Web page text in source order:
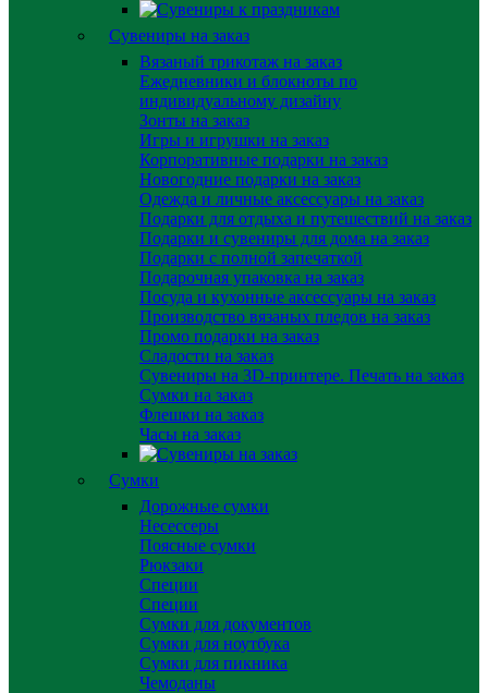
Сувениры на заказ
Вязаный трикотаж на заказ
Ежедневники и блокноты по
индивидуальному дизайну
Зонты на заказ
Игры и игрушки на заказ
Корпоративные подарки на заказ
Новогодние подарки на заказ
Одежда и личные аксессуары на заказ
Подарки для отдыха и путешествий на заказ
Подарки и сувениры для дома на заказ
Подарки с полной запечаткой
Подарочная упаковка на заказ
Посуда и кухонные аксессуары на заказ
Производство вязаных пледов на заказ
Промо подарки на заказ
Сладости на заказ
Сувениры на 3D-принтере. Печать на заказ
Сумки на заказ
Флешки на заказ
Часы на заказ
Сумки
Дорожные сумки
Несессеры
Поясные сумки
Рюкзаки
Специи
Специи
Сумки для документов
Сумки для ноутбука
Сумки для пикника
Чемоданы